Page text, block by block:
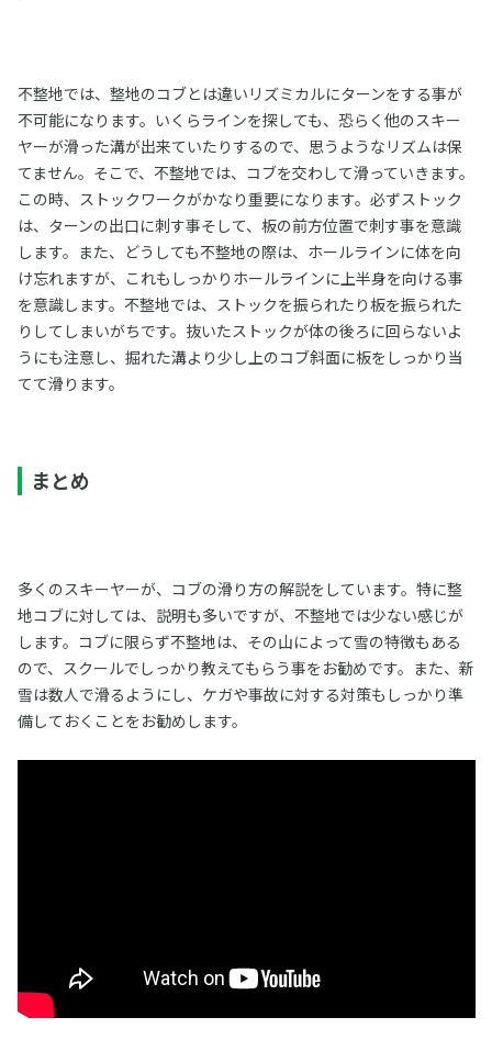
不整地では、整地のコブとは違いリズミカルにターンをする事が
不可能になります。いくらラインを探しても、恐らく他のスキー
ヤーが滑った溝が出来ていたりするので、思うようなリズムは保
てません。そこで、不整地では、コブを交わして滑っていきます。
この時、ストックワークがかなり重要になります。必ずストック
は、ターンの出口に刺す事そして、板の前方位置で刺す事を意識
します。また、どうしても不整地の際は、ホールラインに体を向
け忘れますが、これもしっかりホールラインに上半身を向ける事
を意識します。不整地では、ストックを振られたり板を振られた
りしてしまいがちです。抜いたストックが体の後ろに回らないよ
うにも注意し、掘れた溝より少し上のコブ斜面に板をしっかり当
てて滑ります。
まとめ
多くのスキーヤーが、コブの滑り方の解説をしています。特に整
地コブに対しては、説明も多いですが、不整地では少ない感じが
します。コブに限らず不整地は、その山によって雪の特徴もある
ので、スクールでしっかり教えてもらう事をお勧めです。また、新
雪は数人で滑るようにし、ケガや事故に対する対策もしっかり準
備しておくことをお勧めします。